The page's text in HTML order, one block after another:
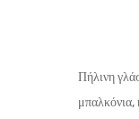
Πήλινη